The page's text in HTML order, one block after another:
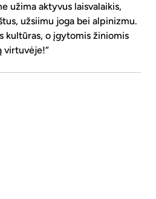
užima aktyvus laisvalaikis,
užsiimu joga bei alpinizmu.
kultūras, o įgytomis žiniomis
virtuvėje!“